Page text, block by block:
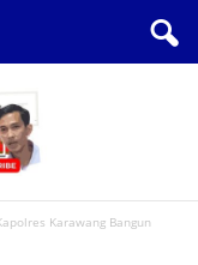
Karawang Bangun